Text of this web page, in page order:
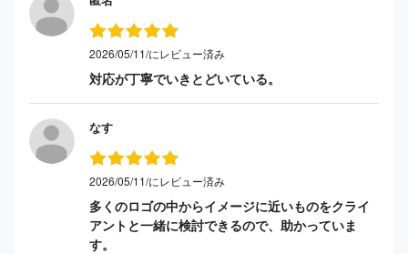
2026/05/11/にレビュー済み
対応が丁寧でいきとどいている。
なす
2026/05/11/にレビュー済み
多くのロゴの中からイメージに近いものをクライ
アントと一緒に検討できるので、助かっていま
す。